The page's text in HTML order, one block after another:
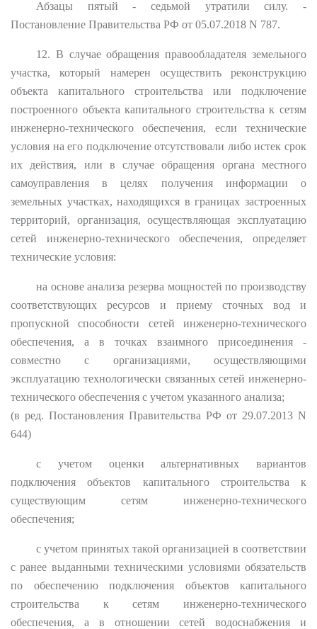
Абзацы пятый - седьмой утратили силу. -
Постановление Правительства РФ от 05.07.2018 N 787.
12. В случае обращения правообладателя земельного
участка, который намерен осуществить реконструкцию
объекта капитального строительства или подключение
построенного объекта капитального строительства к сетям
инженерно-технического обеспечения, если технические
условия на его подключение отсутствовали либо истек срок
их действия, или в случае обращения органа местного
самоуправления в целях получения информации о
земельных участках, находящихся в границах застроенных
территорий, организация, осуществляющая эксплуатацию
сетей инженерно-технического обеспечения, определяет
технические условия:
на основе анализа резерва мощностей по производству
соответствующих ресурсов и приему сточных вод и
пропускной способности сетей инженерно-технического
обеспечения, а в точках взаимного присоединения -
совместно с организациями, осуществляющими
эксплуатацию технологически связанных сетей инженерно-
технического обеспечения с учетом указанного анализа;
(в ред. Постановления Правительства РФ от 29.07.2013 N
644)
с учетом оценки альтернативных вариантов
подключения объектов капитального строительства к
существующим сетям инженерно-технического
обеспечения;
с учетом принятых такой организацией в соответствии
с ранее выданными техническими условиями обязательств
по обеспечению подключения объектов капитального
строительства к сетям инженерно-технического
обеспечения, а в отношении сетей водоснабжения и